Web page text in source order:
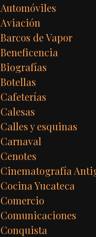
Automóviles
Aviación
Barcos de Vapor
Beneficencia
Biografías
Botellas
Cafeterías
Calesas
Calles y esquinas
Carnaval
Cenotes
Cinematografía
Cocina Yucateca
Comercio
Comunicaciones
Conquista